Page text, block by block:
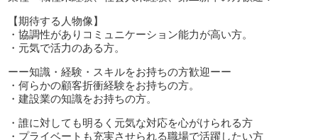
【期待する人物像】
・協調性がありコミュニケーション能力が高い方。
・元気で活力のある方。
ーー知識・経験・スキルをお持ちの方歓迎ーー
・何らかの顧客折衝経験をお持ちの方。
・建設業の知識をお持ちの方。
・誰に対しても明るく元気な対応を心がけられる方
・プライベートも充実させられる職場で活躍したい方